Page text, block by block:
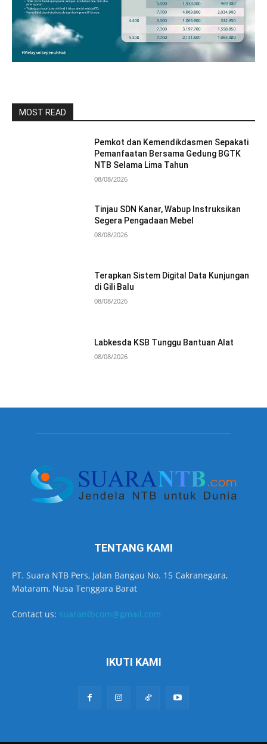
MOST READ
Pemkot dan Kemendikdasmen Sepakati
Pemanfaatan Bersama Gedung BGTK
NTB Selama Lima Tahun
08/08/2026
Tinjau SDN Kanar, Wabup Instruksikan
Segera Pengadaan Mebel
08/08/2026
Terapkan Sistem Digital Data Kunjungan
di Gili Balu
08/08/2026
Labkesda KSB Tunggu Bantuan Alat
08/08/2026
TENTANG KAMI
PT. Suara NTB Pers, Jalan Bangau No. 15 Cakranegara,
Mataram, Nusa Tenggara Barat
Contact us: suarantbcom@gmail.com
IKUTI KAMI